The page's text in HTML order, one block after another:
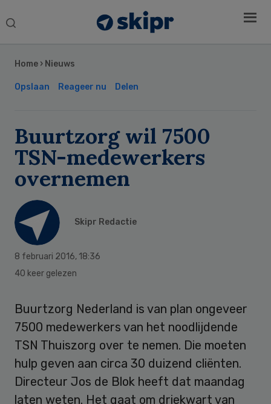
Search
Home › Nieuws
Opslaan Reageer nu Delen
Buurtzorg wil 7500
TSN-medewerkers
overnemen
Skipr Redactie
8 februari 2016, 18:36
40 keer gelezen
Buurtzorg Nederland is van plan ongeveer
7500 medewerkers van het noodlijdende
TSN Thuiszorg over te nemen. Die moeten
hulp geven aan circa 30 duizend cliënten.
Directeur Jos de Blok heeft dat maandag
laten weten. Het gaat om driekwart van
Sidebar